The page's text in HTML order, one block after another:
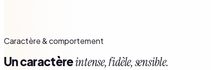
Caractère & comportement
Un caractèreintense, fidèle, sensible.